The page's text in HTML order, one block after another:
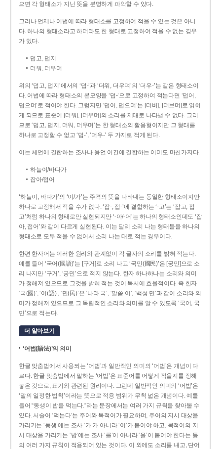
으면 각 형태소가 지닌 뜻을 분명하게 파악할 수 있다.
그러나 언제나 어법에 따라 형태소를 고정하여 적을 수 있는 것은 아니
다. 하나의 형태소라고 하더라도 한 형태로 고정하여 적을 수 없는 경우
가 있다.
덥고, 덥지
더워, 더우며
위의 ‘덥고, 덥지’에서의 ‘덥-­’과 ‘더워, 더우며’의 ‘더우-­’는 같은 형태소이
다. 어법에 따라 형태소의 본모양을 ‘덥-­’으로 고정하여 적는다면 ‘덥어,
덥으며’로 적어야 한다. 그렇지만 ‘덥어, 덥으며’는 [더버], [더브며]로 읽히
게 되므로 표준어 [더워], [더우며]의 소리를 제대로 나타낼 수 없다. 그러
므로 ‘덥고, 덥지, 더워, 더우며’는 한 형태소의 활용형이지만 그 형태를
하나로 고정할 수 없고 ‘덥-’, ‘더우-’ 두 가지로 적게 된다.
이는 체언에 결합하는 조사나 용언 어간에 결합하는 어미도 마찬가지다.
하늘이/바다가
잡아/접어
‘하늘이, 바다가’의 ‘이/가’는 주격의 뜻을 나타내는 동일한 형태소이지만
하나로 고정해서 적을 수가 없다. ‘잡-, 접-’에 결합하는 ‘-고’는 ‘잡고, 접
고’처럼 하나의 형태로만 실현되지만 ‘-아/-어’는 하나의 형태소인데도 ‘잡
아, 접어’와 같이 다르게 실현된다. 이는 달리 소리 나는 형태들을 하나의
형태소로 모두 적을 수 없어서 소리 나는 대로 적는 경우이다.
한편 한자어는 이러한 원리와 관계없이 각 글자의 소리를 밝혀 적는다.
예를 들어 ‘국어(國語)’는 [구거]로 소리 나고 ‘국민(國民)’은 [궁민]으로 소
리 나지만 ‘구거’, ‘궁민’으로 적지 않는다. 한자 하나하나는 소리와 의미
가 정해져 있으므로 그것을 밝혀 적는 것이 독서에 효율적이다. 즉 한자
‘국(國)’, ‘어(語)’, ‘민(民)’은 ‘나라 국’, ‘말씀 어’, ‘백성 민’과 같이 소리와 의
미가 정해져 있으므로 그 독립적인 소리와 의미를 알 수 있도록 ‘국어, 국
민’으로 적는다.
더 알아보기
‘어법(語法)’의 의미
한글 맞춤법에서 사용되는 ‘어법’과 일반적인 의미의 ‘어법’은 개념이 다
르다. 한글 맞춤법에서 말하는 ‘어법’은 표준어를 어떻게 적을지를 정해
놓은 것으로, 표기와 관련된 원리이다. 그런데 일반적인 의미의 ‘어법’은
‘말의 일정한 법칙’이라는 뜻으로 적용 범위가 무척 넓은 개념이다. 예를
들어 “동생이 밥을 먹는다.”라는 문장에서는 여러 가지 규칙을 찾아볼 수
있다. 서술어 ‘먹는다’는 주어와 목적어가 필요하며, 주어의 지시 대상을
가리키는 ‘동생’에는 조사 ‘가’가 아니라 ‘이’가 붙어야 하고, 목적어의 지
시 대상을 가리키는 ‘밥’에는 조사 ‘를’이 아니라 ‘을’이 붙어야 한다는 등
의 여러 가지 규칙이 적용되어 있는 것이다. 이 외에도 소리를 내고, 단어